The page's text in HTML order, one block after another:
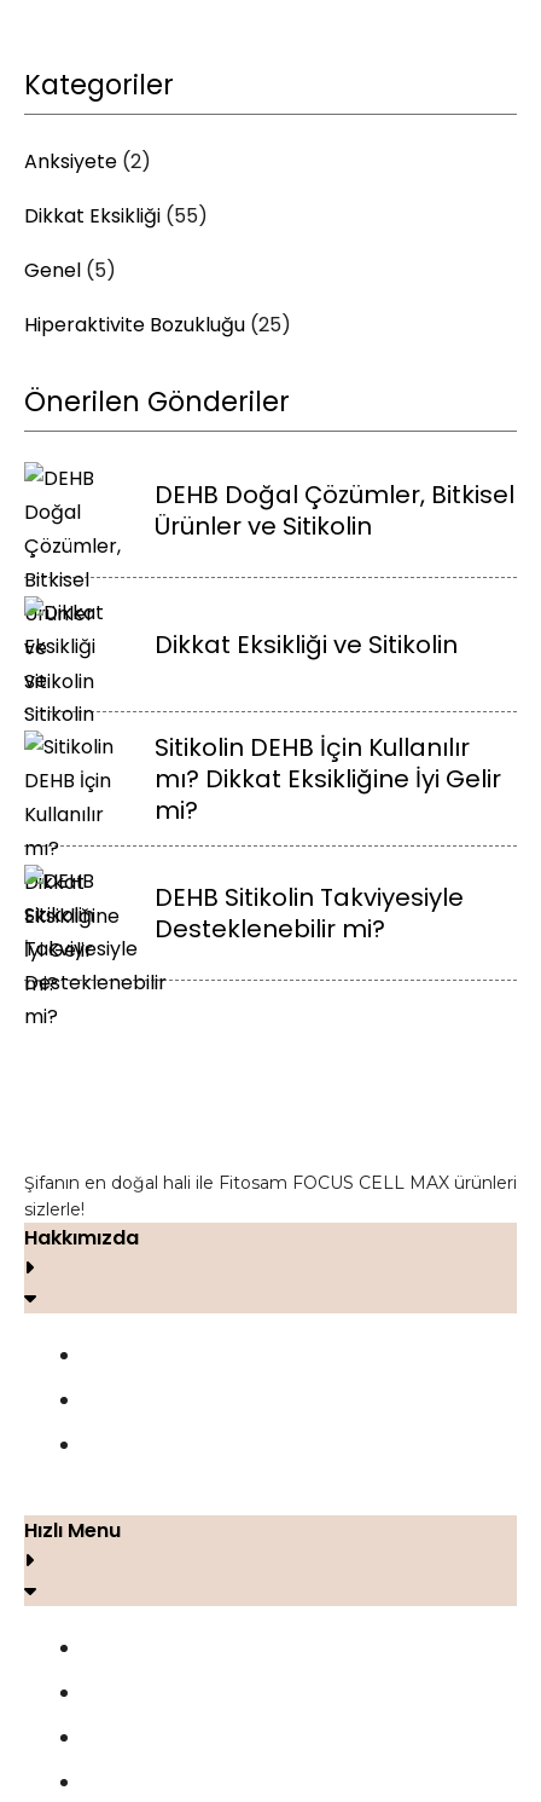
Kategoriler
Anksiyete (2)
Dikkat Eksikliği (55)
Genel (5)
Hiperaktivite Bozukluğu (25)
Önerilen Gönderiler
DEHB Doğal Çözümler, Bitkisel
Ürünler ve Sitikolin
Dikkat Eksikliği ve Sitikolin
Sitikolin DEHB İçin Kullanılır
mı? Dikkat Eksikliğine İyi Gelir
mi?
DEHB Sitikolin Takviyesiyle
Desteklenebilir mi?
Şifanın en doğal hali ile Fitosam FOCUS CELL MAX ürünleri
sizlerle!
Hakkımızda
Hızlı Menu